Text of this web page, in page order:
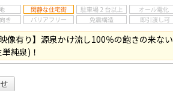
像有り】源泉かけ流し100％の飽きの来ない
純泉)！